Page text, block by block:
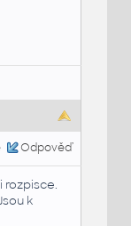
Odpověď
rozpisce.
k